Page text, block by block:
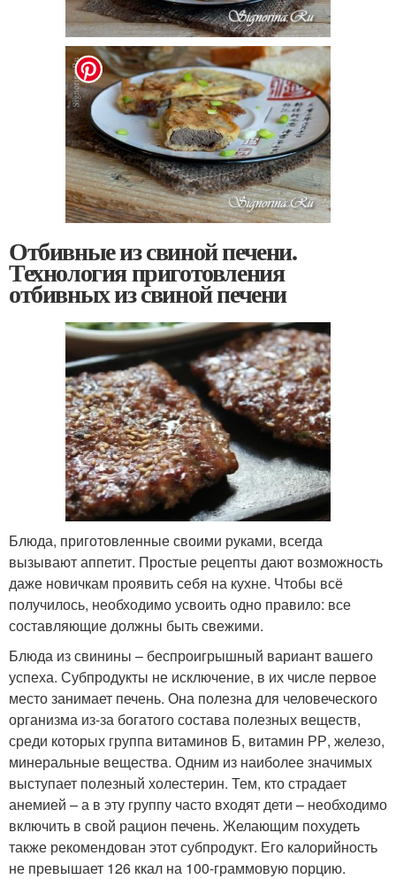
Отбивные из свиной печени.
Технология приготовления
отбивных из свиной печени
Блюда, приготовленные своими руками, всегда
вызывают аппетит. Простые рецепты дают возможность
даже новичкам проявить себя на кухне. Чтобы всё
получилось, необходимо усвоить одно правило: все
составляющие должны быть свежими.
Блюда из свинины – беспроигрышный вариант вашего
успеха. Субпродукты не исключение, в их числе первое
место занимает печень. Она полезна для человеческого
организма из-за богатого состава полезных веществ,
среди которых группа витаминов Б, витамин РР, железо,
минеральные вещества. Одним из наиболее значимых
выступает полезный холестерин. Тем, кто страдает
анемией – а в эту группу часто входят дети – необходимо
включить в свой рацион печень. Желающим похудеть
также рекомендован этот субпродукт. Его калорийность
не превышает 126 ккал на 100-граммовую порцию.